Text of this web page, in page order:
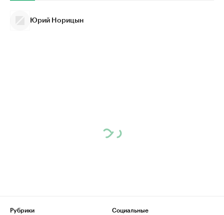
Юрий Норицын
Рубрики
Социальные